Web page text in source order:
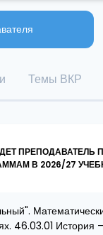
Темы ВКР
ПРЕПОДАВАТЕЛЬ
В 2026/27
46.03.01 История